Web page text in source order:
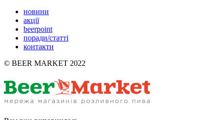
новини
акції
beerpoint
поради/статті
контакти
© BEER MARKET 2022